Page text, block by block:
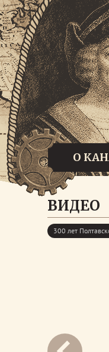
О
ВИДЕО
300 лет